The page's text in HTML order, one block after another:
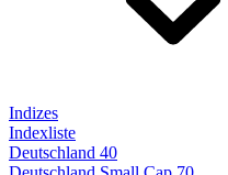
Indizes
Indexliste
Deutschland 40